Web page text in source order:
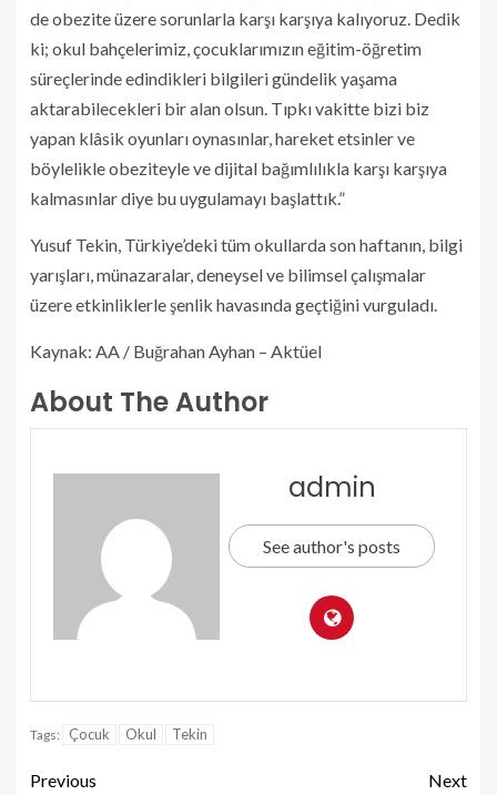
de obezite üzere sorunlarla karşı karşıya kalıyoruz. Dedik
ki; okul bahçelerimiz, çocuklarımızın eğitim-öğretim
süreçlerinde edindikleri bilgileri gündelik yaşama
aktarabilecekleri bir alan olsun. Tıpkı vakitte bizi biz
yapan klâsik oyunları oynasınlar, hareket etsinler ve
böylelikle obeziteyle ve dijital bağımlılıkla karşı karşıya
kalmasınlar diye bu uygulamayı başlattık.”
Yusuf Tekin, Türkiye’deki tüm okullarda son haftanın, bilgi
yarışları, münazaralar, deneysel ve bilimsel çalışmalar
üzere etkinliklerle şenlik havasında geçtiğini vurguladı.
Kaynak: AA / Buğrahan Ayhan – Aktüel
About The Author
admin
See author's posts
Tags: Çocuk Okul Tekin
Previous
Next